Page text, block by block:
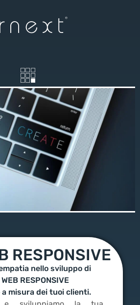
RESPONSIVE
nello sviluppo di
RESPONSIVE
a misura dei tuoi clienti.